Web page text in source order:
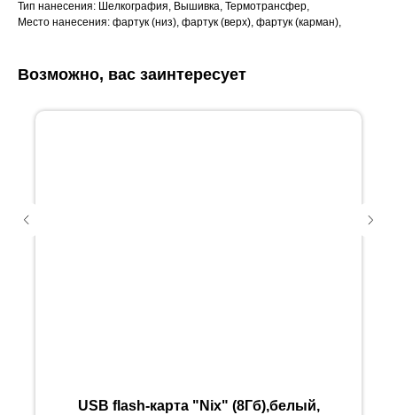
Тип нанесения: Шелкография, Вышивка, Термотрансфер,
Место нанесения: фартук (низ), фартук (верх), фартук (карман),
Возможно, вас заинтересует
USB flash-карта "Nix" (8Гб),белый,